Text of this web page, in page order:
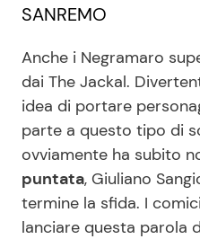
SANREMO
Anche i Negramaro
dai The Jackal.
idea di portare
parte a questo tipo di
ovviamente ha subito
puntata, Giuliano
termine la sfida. I
lanciare questa parola